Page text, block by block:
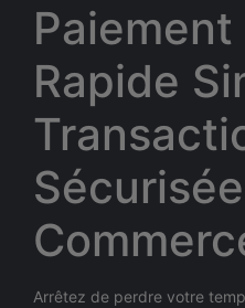
Rapide
Arrêtez de perdre votre